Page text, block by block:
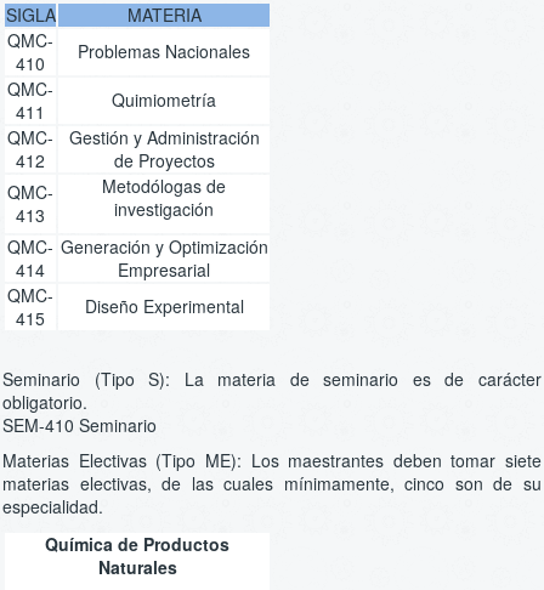
SIGLA
MATERIA
QMC-
410
Problemas Nacionales
QMC-
411
Quimiometría
QMC-
412
Gestión y Administración
de Proyectos
QMC-
413
Metodólogas de
investigación
QMC-
414
Generación y Optimización
Empresarial
QMC-
415
Diseño Experimental
Seminario (Tipo S): La materia de seminario es de carácter
obligatorio.
SEM-410 Seminario
Materias Electivas (Tipo ME): Los maestrantes deben tomar siete
materias electivas, de las cuales mínimamente, cinco son de su
especialidad.
Química de Productos
Naturales